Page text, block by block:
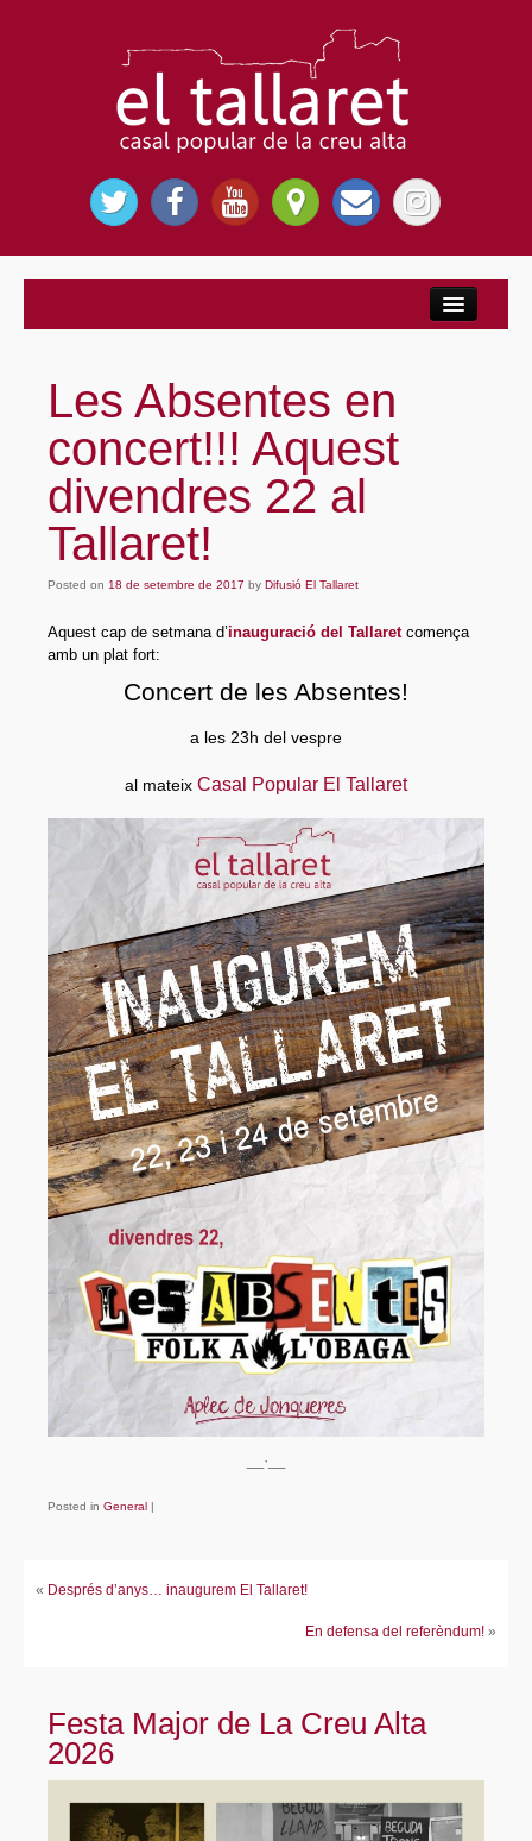
El Casal Popular
Per què El Tallaret?
Entitats
Sòcies i socis
Organització
On som?
Projecte
Parelles lingüístiques
Material
Documents fundacionals
Octavetes
Plafons
Videos
Participa
Fes-te soci/sòcia!
Avals
Enllaços
Contacte
Les Absentes en
concert!!! Aquest
divendres 22 al
Tallaret!
Posted on 18 de setembre de 2017 by Difusió El Tallaret
Aquest cap de setmana d’inauguració del Tallaretcomença
amb un plat fort:
Concert de les Absentes!
a les 23h del vespre
al mateix Casal Popular El Tallaret
__·__
Posted in General
« Després d’anys… inaugurem El Tallaret!
En defensa del referèndum! »
Festa Major de La Creu Alta
2026